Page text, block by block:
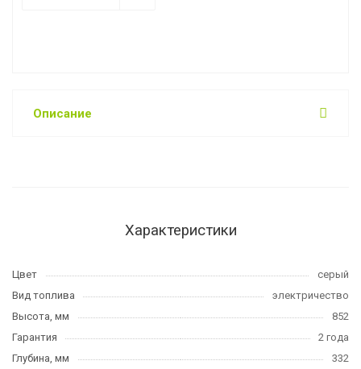
Описание
Характеристики
Цвет
серый
Вид топлива
электричество
Высота, мм
852
Гарантия
2 года
Глубина, мм
332